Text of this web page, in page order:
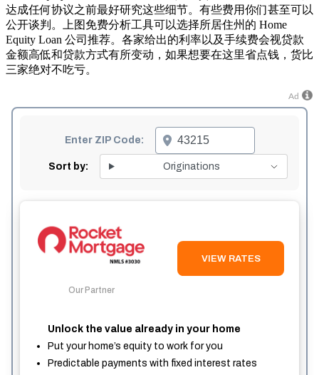
达成任何协议之前最好研究这些细节。有些费用你们甚至可以
公开谈判。上图免费分析工具可以选择所居住州的 Home
Equity Loan 公司推荐。各家给出的利率以及手续费会视贷款
金额高低和贷款方式有所变动，如果想要在这里省点钱，货比
三家绝对不吃亏。
Ad